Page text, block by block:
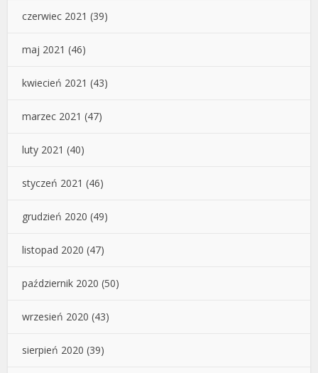
czerwiec 2021 (39)
maj 2021 (46)
kwiecień 2021 (43)
marzec 2021 (47)
luty 2021 (40)
styczeń 2021 (46)
grudzień 2020 (49)
listopad 2020 (47)
październik 2020 (50)
wrzesień 2020 (43)
sierpień 2020 (39)